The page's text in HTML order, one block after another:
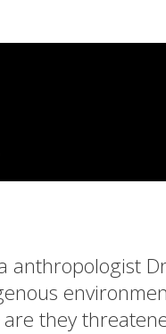
anthropologist
are they